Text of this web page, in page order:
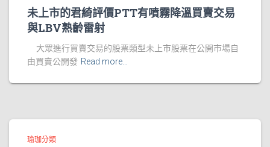
未上市的君綺評價PTT有噴霧降溫買賣交易
與LBV熟齡雷射
大眾進行買賣交易的股票類型未上市股票在公開市場自
由買賣公開發 Read more…
瑜珈分類